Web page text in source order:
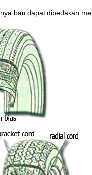
ban dapat dibedakan